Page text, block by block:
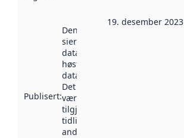
Publisert:
Denne datoen
sier når
datasettet ble
høstet av
data.norge.no.
Det kan ha
vært
tilgjengelig
tidligere
andre steder.
19. desember 2023